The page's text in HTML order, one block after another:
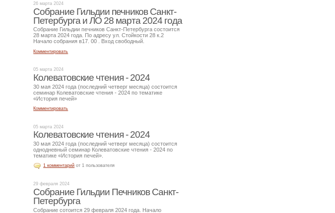
26 марта 2024
Собрание Гильдии печников Санкт-
Петербурга и ЛО 28 марта 2024 года
Собрание Гильдии печников Санкт-Петербурга состоится
28 марта 2024 года. По адресу ул. Стойкости 28 к.2
Начало собрания в17. 00 . Вход свободный.
Комментировать
05 марта 2024
Колеватовские чтения - 2024
30 мая 2024 года (последний четверг месяца) состоится
семинар Колеватовские чтения - 2024 по тематике
«История печей»
Комментировать
05 марта 2024
Колеватовские чтения - 2024
30 мая 2024 года (последний четверг месяца) состоится
однодневный семинар Колеватовские чтения - 2024 по
тематике «История печей».
1 комментарий от 1 пользователя
29 февраля 2024
Собрание Гильдии Печников Санкт-
Петербурга
Собрание сотоится 29 февраля 2024 года. Начало